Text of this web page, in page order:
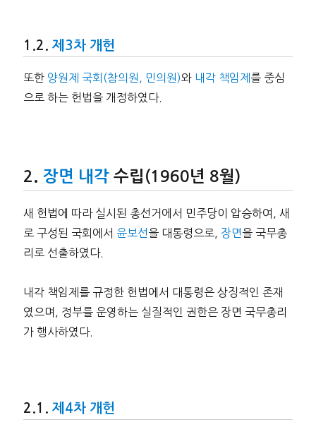
제3차 개헌
또한 양원제 국회(참의원, 민의원)와 내각 책임제 를 중심
으로 하는 헌법을 개정하였다.
장면 내각수립(1960년 8월)
새 헌법에 따라 실시된 총선거에서 민주당이 압승하여, 새
로 구성된 국회에서 윤보선을 대통령으로, 장면을 국무총
리로 선출하였다.
내각 책임제를 규정한 헌법에서 대통령은 상징적인 존재
였으며, 정부를 운영하는 실질적인 권한은 장면 국무총리
가 행사하였다.
제4차 개헌